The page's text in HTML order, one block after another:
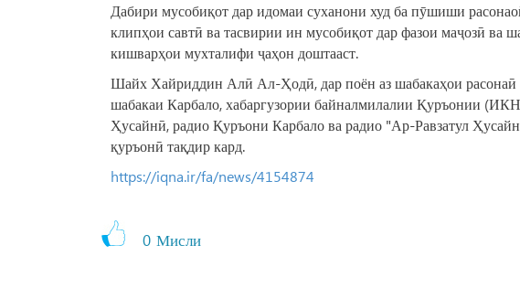
Дабири мусобиқот дар идомаи суханони худ ба пӯшиши
клипҳои савтӣ ва тасвирии ин мусобиқот дар фазои маҷозӣ ва
кишварҳои мухталифи ҷаҳон доштааст.
Шайх Хайриддин Алӣ Ал-Ҳодӣ, дар поён аз шабакаҳои расонаӣ
шабакаи Карбало, хабаргузории байналмилалии Қуръонии
Ҳусайнӣ, радио Қуръони Карбало ва радио "Ар-Равзатул
қуръонӣ тақдир кард.
https://iqna.ir/fa/news/4154874
0 Мисли